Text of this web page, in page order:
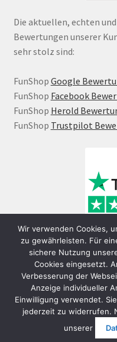
Die aktuellen, echten
Bewertungen unserer
sehr stolz sind:
FunShop Google
FunShop Facebook
FunShop Herold
FunShop Trustpilot
© FunShop Wien -
Datenschutzerklärung
Wir verwenden Cookies,
zu gewährleisten. Für
sichere Nutzung
Cookies eingesetzt.
Verbesserung der
Anzeige individueller
Einwilligung verwendet.
jederzeit zu widerrufen.
unserer